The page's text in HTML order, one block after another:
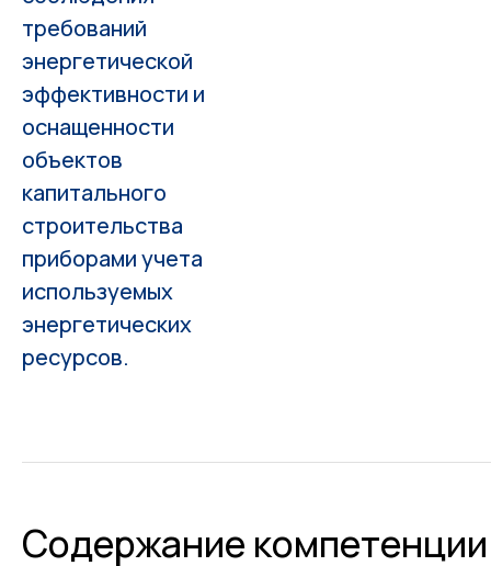
требований
энергетической
эффективности и
оснащенности
объектов
капитального
строительства
приборами учета
используемых
энергетических
ресурсов.
Содержание компетенции